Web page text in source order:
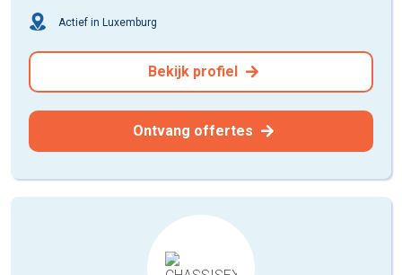
Actief in Luxemburg
Bekijk profiel
Ontvang offertes